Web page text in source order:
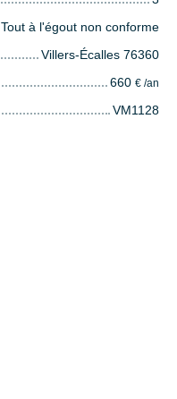
Tout à l'égout non conforme
Villers-Écalles 76360
660 € /an
VM1128